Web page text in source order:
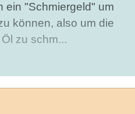
ein "Schmiergeld" um
können, also um die
zu schm...